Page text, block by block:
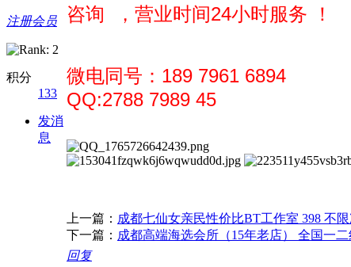
注册会员
积分
133
发消
息
咨询 ，营业时间24小时服务 ！
微电同号：189 7961 6894
QQ:2788 7989 45
上一篇： 成都七仙女亲民性价比BT工作室 398 不
下一篇： 成都高端海选会所（15年老店） 全国一
回复